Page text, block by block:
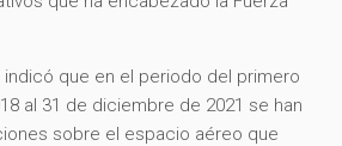
indicó que en el periodo del primero
al 31 de diciembre de 2021 se han
sobre el espacio aéreo que